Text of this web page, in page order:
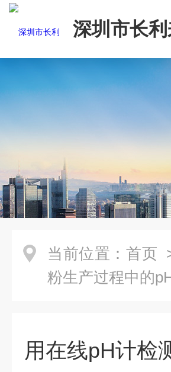
深圳市长
当前位置： 首页
粉生产过程中的
用在线pH计检